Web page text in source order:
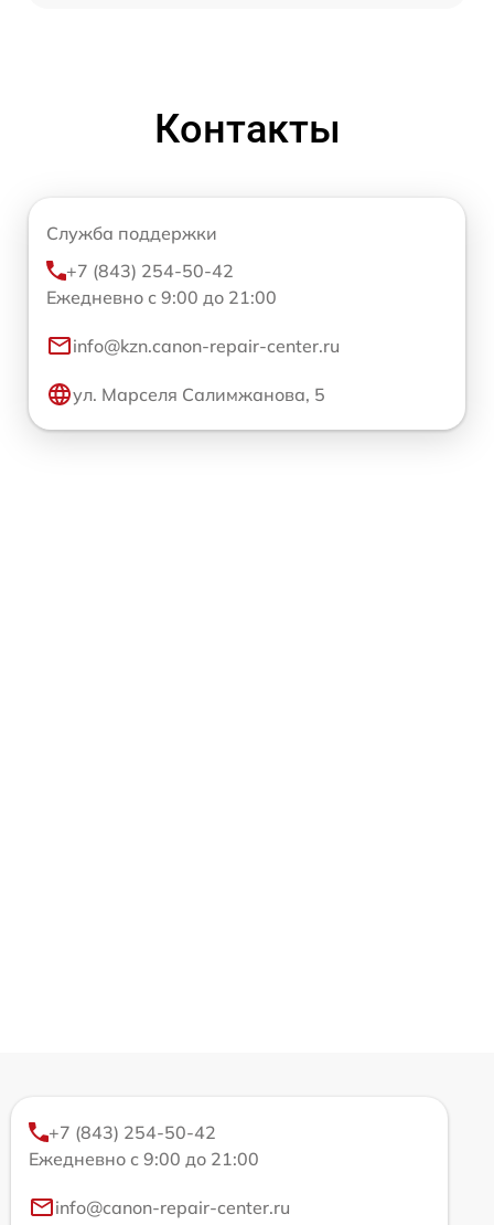
Контакты
Служба поддержки
+7 (843) 254-50-42
Ежедневно с 9:00 до 21:00
info@kzn.canon-repair-center.ru
ул. Марселя Салимжанова, 5
+7 (843) 254-50-42
Ежедневно с 9:00 до 21:00
info@canon-repair-center.ru